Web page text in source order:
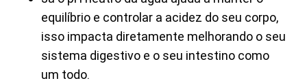
equilíbrio e controlar a acidez do seu corpo,
isso impacta diretamente melhorando o seu
sistema digestivo e o seu intestino como
um todo.